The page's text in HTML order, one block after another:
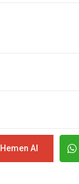
Hemen Al